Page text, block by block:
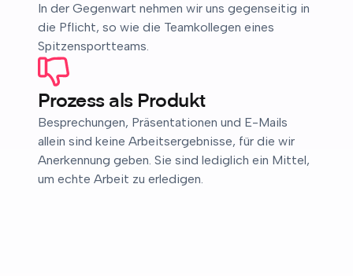
In der Gegenwart nehmen wir uns gegenseitig in
die Pflicht, so wie die Teamkollegen eines
Spitzensportteams.
Prozess als Produkt
Besprechungen, Präsentationen und E-Mails
allein sind keine Arbeitsergebnisse, für die wir
Anerkennung geben. Sie sind lediglich ein Mittel,
um echte Arbeit zu erledigen.